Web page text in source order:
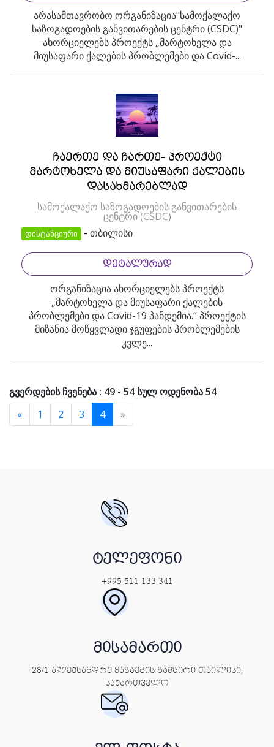
არასამთავრობო ორგანიზაცია"სამოქალაქო
საზოგადოების განვითარების ცენტრი (CSDC)"
ახორციელებს პროექტს „მარტოხელა და
მიუსაფარი ქალების პრობლემები და Covid-...
ჩაერთე და ჩართე- პროექტი
მარტოხელა და მიუსაფარი ქალების
დასახმარებლად
სამოქალაქო საზოგადოების განვითარების
ცენტრი (CSDC)
დისტანციური - თბილისი
ᲓᲔᲢᲐᲚᲣᲠᲐᲓ
ორგანიზაცია ახორციელებს პროექტს
„მარტოხელა და მიუსაფარი ქალების
პრობლემები და Covid-19 პანდემია.“ პროექტის
მიზანია მოწყვლადი ჯგუფების პრობლემების
კვლე...
გვერდების ჩვენება : 49 - 54 სულ ოდენობა 54
«
1 2 3 4 »
ტელეფონი
+995 511 133 341
მისამართი
28/1 ალექსანდრე ყაზბეგის გამზირი თბილისი,
საქართველო